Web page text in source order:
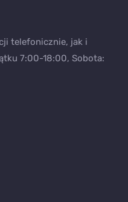
telefonicznie, jak i
7:00-18:00, Sobota: